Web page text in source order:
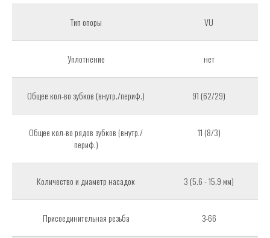
Тип опоры VU
Уплотнение нет
Общее кол-во зубков (внутр./периф.) 91 (62/29)
Общее кол-во рядов зубков (внутр./
периф.)
11 (8/3)
Количество и диаметр насадок 3 (5.6 - 15.9 мм)
Присоединительная резьба З-66